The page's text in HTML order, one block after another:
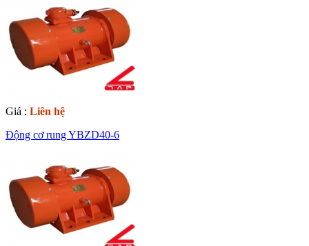
Giá : Liên hệ
Động cơ rung YBZD40-6